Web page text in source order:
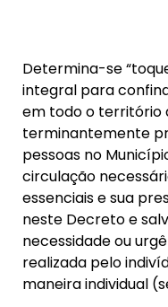
Determina-se
integral para
em todo o território
terminantemente
pessoas no
circulação
essenciais e sua
neste Decreto e
necessidade ou
realizada pelo
maneira individual